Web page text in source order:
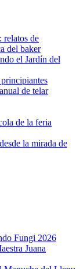
de
del baker
el Jardín del
de telar
de la feria
la mirada de
Fungi 2026
Juana